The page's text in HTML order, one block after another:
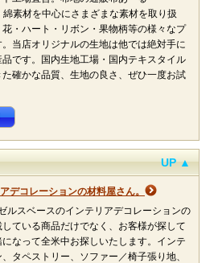
綿素材を中心にさまざまな素材を取り扱
・ハート・リボン・果物柄等の様々なプ
当店オリジナルの生地は他では絶対手に
です。国内生地工場・国内テキスタイル
確かな品質、生地の良さ、ぜひ一度お試
UP ▲
コレーションの材料屋さん。
ルスベースのインテリアデコレーションの
ている商品だけでなく、お客様が探して
なって全米中お探しいたします。インテ
タペストリー、ソファー／椅子張り地、